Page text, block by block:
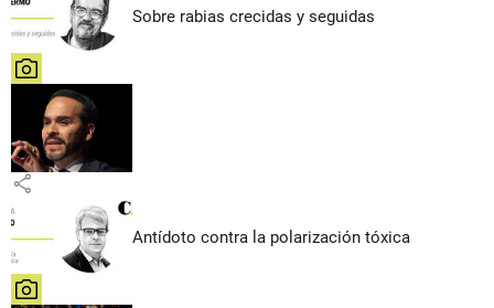
Sobre rabias crecidas y seguidas
share
share
Antídoto contra la polarización tóxica
share